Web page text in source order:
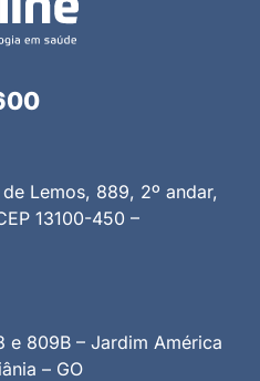
Lemos, 889, 2º andar,
13100-450 –
e 809B – Jardim América
– GO